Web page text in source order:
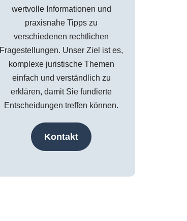
wertvolle Informationen und
praxisnahe Tipps zu
verschiedenen rechtlichen
Fragestellungen. Unser Ziel ist es,
komplexe juristische Themen
einfach und verständlich zu
erklären, damit Sie fundierte
Entscheidungen treffen können.
Kontakt